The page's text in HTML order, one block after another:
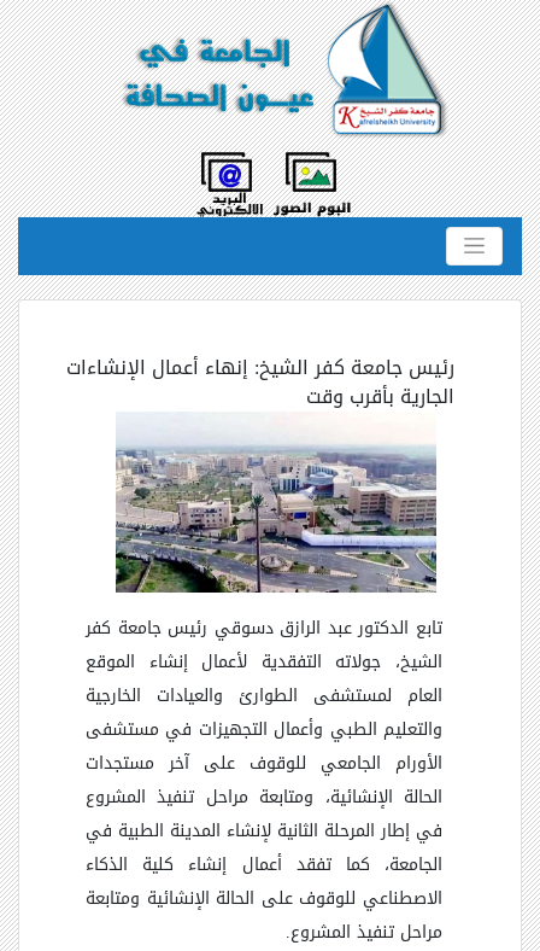
رئيس جامعة كفر الشيخ: إنهاء أعمال الإنشاءات
الجارية بأقرب وقت
تابع الدكتور عبد الرازق دسوقي رئيس جامعة كفر
الشيخ، جولاته التفقدية لأعمال إنشاء الموقع
العام لمستشفى الطوارئ والعيادات الخارجية
والتعليم الطبي وأعمال التجهيزات في مستشفى
الأورام الجامعي للوقوف على آخر مستجدات
الحالة الإنشائية، ومتابعة مراحل تنفيذ المشروع
في إطار المرحلة الثانية لإنشاء المدينة الطبية في
الجامعة، كما تفقد أعمال إنشاء كلية الذكاء
الاصطناعي للوقوف على الحالة الإنشائية ومتابعة
مراحل تنفيذ المشروع.